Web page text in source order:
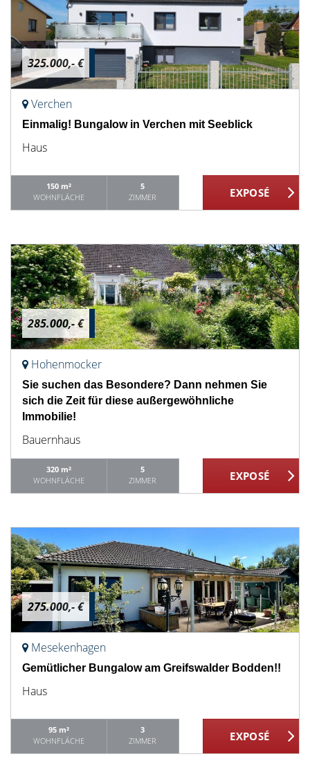
325.000,- €
Verchen
Einmalig! Bungalow in Verchen mit Seeblick
Haus
150 m²
WOHNFLÄCHE
5
ZIMMER
285.000,- €
Hohenmocker
Sie suchen das Besondere? Dann nehmen Sie
sich die Zeit für diese außergewöhnliche
Immobilie!
Bauernhaus
320 m²
WOHNFLÄCHE
5
ZIMMER
275.000,- €
Mesekenhagen
Gemütlicher Bungalow am Greifswalder Bodden!!
Haus
95 m²
WOHNFLÄCHE
3
ZIMMER